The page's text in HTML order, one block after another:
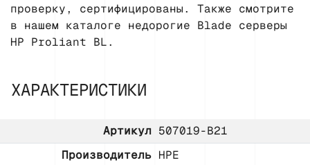
проверку, сертифицированы. Также смотрите
в нашем каталоге недорогие Blade серверы
HP Proliant BL.
ХАРАКТЕРИСТИКИ
Артикул 507019-B21
Производитель HPE